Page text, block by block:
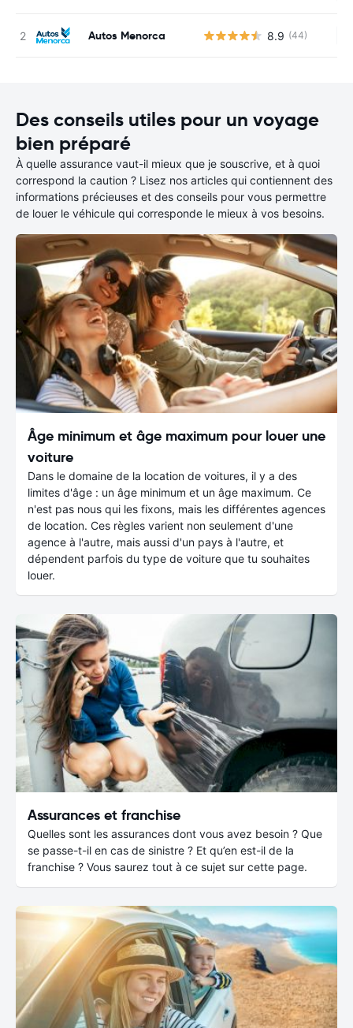
Autos Menorca 8.9 (44)
Des conseils utiles pour un voyage
bien préparé
À quelle assurance vaut-il mieux que je souscrive, et à quoi
correspond la caution ? Lisez nos articles qui contiennent des
informations précieuses et des conseils pour vous permettre
de louer le véhicule qui corresponde le mieux à vos besoins.
Âge minimum et âge maximum pour louer une
voiture
Dans le domaine de la location de voitures, il y a des
limites d'âge : un âge minimum et un âge maximum. Ce
n'est pas nous qui les fixons, mais les différentes agences
de location. Ces règles varient non seulement d'une
agence à l'autre, mais aussi d'un pays à l'autre, et
dépendent parfois du type de voiture que tu souhaites
louer.
Assurances et franchise
Quelles sont les assurances dont vous avez besoin ? Que
se passe-t-il en cas de sinistre ? Et qu’en est-il de la
franchise ? Vous saurez tout à ce sujet sur cette page.